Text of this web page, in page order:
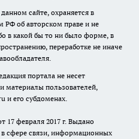
сайте, охраняется в
РФ об авторском праве и не
в какой бы то ни было форме, в
переработке не иначе
портала не несет
материалы пользователей,
и его субдоменах.
17 февраля 2017 г. Выдано
сфере связи, информационных